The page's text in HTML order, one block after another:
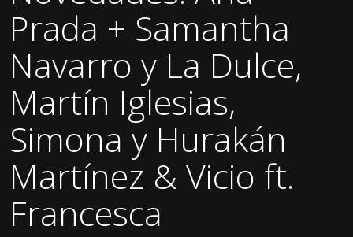
Prada + Samantha
Navarro y La Dulce,
Martín Iglesias,
Simona y Hurakán
Martínez & Vicio ft.
Francesca